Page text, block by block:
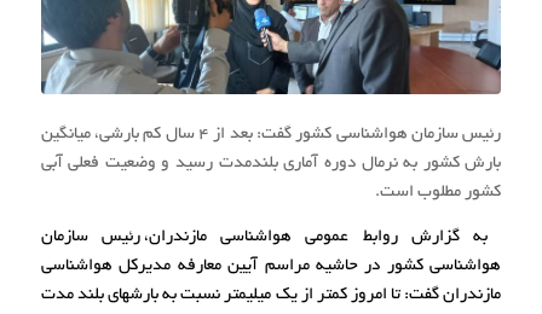
رئیس سازمان هواشناسی کشور گفت: بعد از ۴ سال کم بارشی، میانگین
بارش کشور به نرمال دوره آماری بلندمدت رسید و وضعیت فعلی آبی
کشور مطلوب است.
به گزارشروابط عمومی هواشناسی مازندران، رئیس سازمان
هواشناسی کشور در حاشیه مراسم آیین معارفه مدیرکل هواشناسی
مازندران گفت: تا امروز کمتر از یک میلیمتر نسبت به بارشهای بلند مدت